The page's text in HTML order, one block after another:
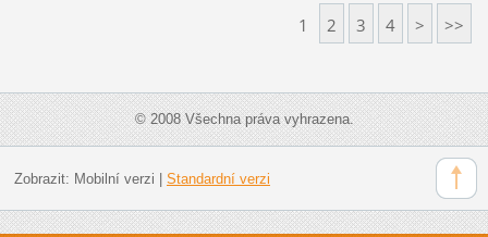
1 2 3 4 > >>
© 2008 Všechna práva vyhrazena.
Zobrazit: Mobilní verzi Standardní verzi